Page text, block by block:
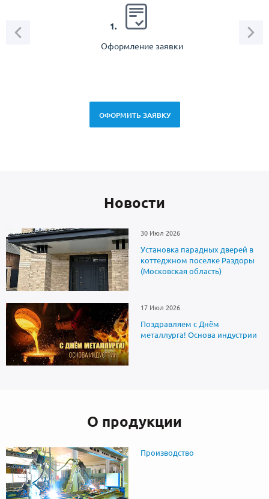
1.
Оформление заявки
ОФОРМИТЬ ЗАЯВКУ
Новоcти
30 Июл 2026
Установка парадных дверей в
коттеджном поселке Раздоры
(Московская область)
17 Июл 2026
Поздравляем с Днём
металлурга! Основа индустрии
О продукции
Производство